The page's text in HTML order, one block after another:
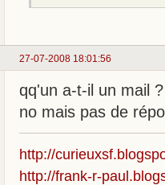
27-07-2008 18:01:56
qq'un a-t-il un mail
no mais pas de
http://
http://frank-r-